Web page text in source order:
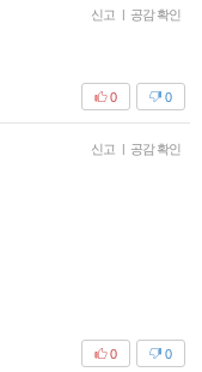
신고 | 공감 확인
0
0
신고 | 공감 확인
0
0